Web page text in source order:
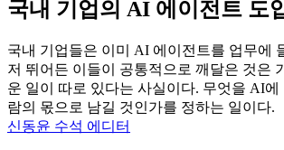
국내 기업의 AI 에이전트 도
국내 기업들은 이미 AI 에이전트를 업무에
저 뛰어든 이들이 공통적으로 깨달은 것은
운 일이 따로 있다는 사실이다. 무엇을 AI
람의 몫으로 남길 것인가를 정하는 일이다.
신동윤 수석 에디터